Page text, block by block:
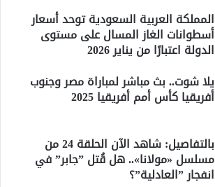
المملكة العربية السعودية توحد أسعار
أسطوانات الغاز المسال على مستوى
الدولة اعتبارًا من يناير 2026
يلا شوت.. بث مباشر لمباراة مصر وجنوب
أفريقيا كأس أمم أفريقيا 2025
بالتفاصيل: شاهد الآن الحلقة 24 من
مسلسل «مولانا».. هل قُتل ”جابر” في
انفجار ”العادلية”؟